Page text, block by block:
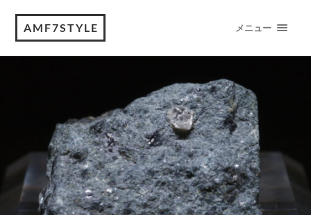
AMF7STYLE メニュー